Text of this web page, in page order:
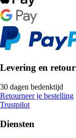
Levering en retour
30 dagen bedenktijd
Retourneer je bestelling
Trustpilot
Diensten